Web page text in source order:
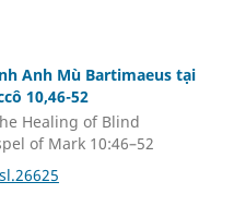
Anh Mù Bartimaeus tại
10,46-52
Healing of Blind
of Mark 10:46–52